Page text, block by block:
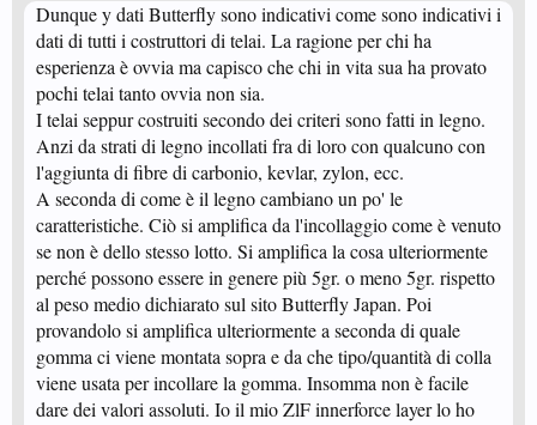
Dunque y dati Butterfly sono indicativi come sono indicativi i
dati di tutti i costruttori di telai. La ragione per chi ha
esperienza è ovvia ma capisco che chi in vita sua ha provato
pochi telai tanto ovvia non sia.
I telai seppur costruiti secondo dei criteri sono fatti in legno.
Anzi da strati di legno incollati fra di loro con qualcuno con
l'aggiunta di fibre di carbonio, kevlar, zylon, ecc.
A seconda di come è il legno cambiano un po' le
caratteristiche. Ciò si amplifica da l'incollaggio come è venuto
se non è dello stesso lotto. Si amplifica la cosa ulteriormente
perché possono essere in genere più 5gr. o meno 5gr. rispetto
al peso medio dichiarato sul sito Butterfly Japan. Poi
provandolo si amplifica ulteriormente a seconda di quale
gomma ci viene montata sopra e da che tipo/quantità di colla
viene usata per incollare la gomma. Insomma non è facile
dare dei valori assoluti. Io il mio ZlF innerforce layer lo ho